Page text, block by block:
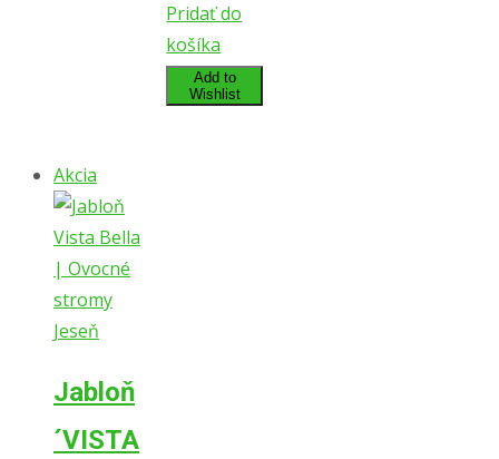
Pridať do
košíka
Add to
Wishlist
Akcia
Jabloň
´VISTA